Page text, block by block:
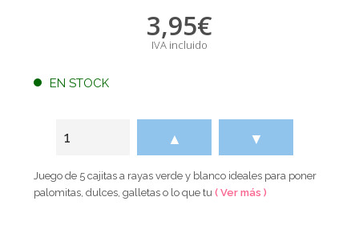
3,95€
IVA incluido
EN STOCK
▲ ▼
Juego de 5 cajitas a rayas verde y blanco ideales para poner
palomitas, dulces, galletas o lo que tu( Ver más )